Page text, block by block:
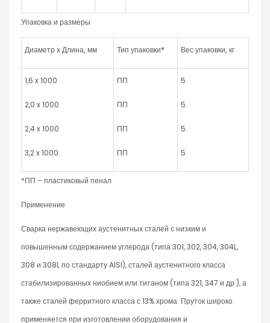
Упаковка и размеры
Диаметр х Длина, мм Тип упаковки* Вес упаковки, кг
1,6 x 1000
2,0 x 1000
2,4 x 1000
3,2 x 1000
ПП
ПП
ПП
ПП
5
5
5
5
*ПП – пластиковый пенал
Применение
Сварка нержавеющих аустенитных сталей с низким и
повышенным содержанием углерода (типа 301, 302, 304, 304L,
308 и 308L по стандарту AISI), сталей аустенитного класса
стабилизированных ниобием или титаном (типа 321, 347 и др.), а
также сталей ферритного класса с 13% хрома. Пруток широко
применяется при изготовлении оборудования и